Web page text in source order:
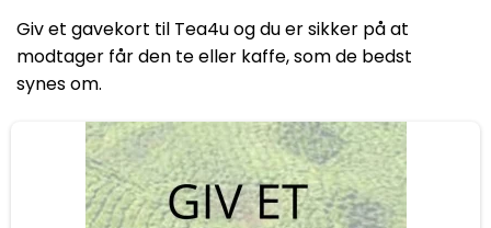
Giv et gavekort til Tea4u og du er sikker på at
modtager får den te eller kaffe, som de bedst
synes om.